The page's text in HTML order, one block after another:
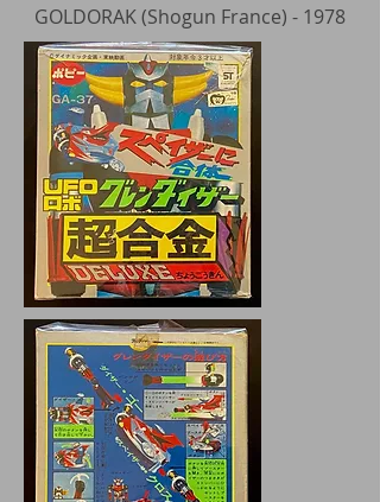
GOLDORAK (Shogun France) - 1978